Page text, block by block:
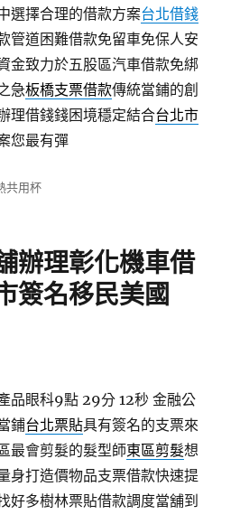
選擇合理的借款方案台北借錢
管道困難借款免留車免保人安
金致力於五股區汽車借款免綁
急板橋支票借款傳統當鋪的創
理借錢錢困境穩定結合台北市
您最有彈
共用杯
辦理彰化機車借
簽名移民美國
品眼科9點 29分 12秒 金融公
鋪台北票貼具有簽名的支票來
最會剪髮的髮型師東區剪髮想
身打造價物品支票借款快速提
好多樹林票貼借款調度當舖到